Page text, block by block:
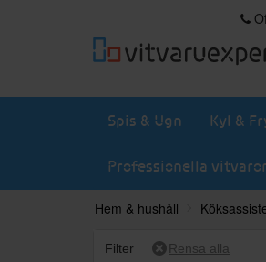
Spis & Ugn Kyl &
Professionella vitvaror
Hem & hushåll
Filter